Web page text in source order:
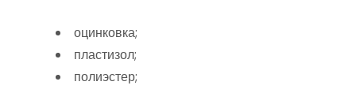
оцинковка;
пластизол;
полиэстер;